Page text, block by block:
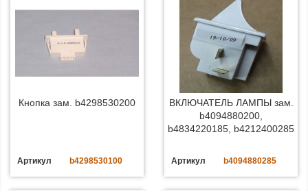
Кнопка зам. b4298530200
Артикул b4298530100
ВКЛЮЧАТЕЛЬ ЛАМПЫ зам.
b4094880200,
b4834220185, b4212400285
Артикул b4094880285